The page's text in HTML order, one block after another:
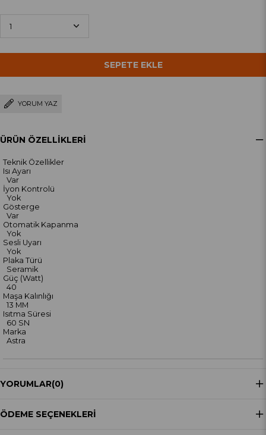
YORUM YAZ
ÜRÜN ÖZELLIKLERI
Teknik Özellikler
Isı Ayarı
Var
İyon Kontrolü
Yok
Gösterge
Var
Otomatik Kapanma
Yok
Sesli Uyarı
Yok
Plaka Türü
Seramik
Güç (Watt)
40
Maşa Kalınlığı
13 MM
Isıtma Süresi
60 SN
Marka
Astra
YORUMLAR(0)
ÖDEME SEÇENEKLERI